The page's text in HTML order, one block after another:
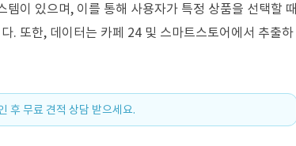
이 있으며, 이를 통해 사용자가 특정 상품을 선택할 때
. 또한, 데이터는 카페 24 및 스마트스토어에서 추출하
후 무료 견적 상담 받으세요.